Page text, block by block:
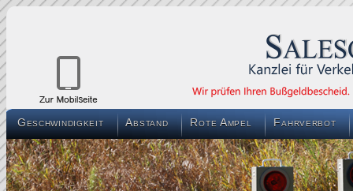
Geschwindigkeit Abstand Rote Ampel Fahrverbot